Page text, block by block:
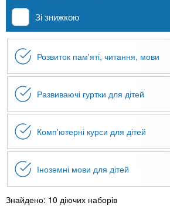
s
.
i
n
f
o
л
і
Онлайн курси
За кордоном
Зі знижкою
Розвиток пам'яті, читання, мови
Развиваючі гуртки для дітей
Комп'ютерні курси для дітей
Іноземні мови для дітей
Знайдено: 10 діючих наборів